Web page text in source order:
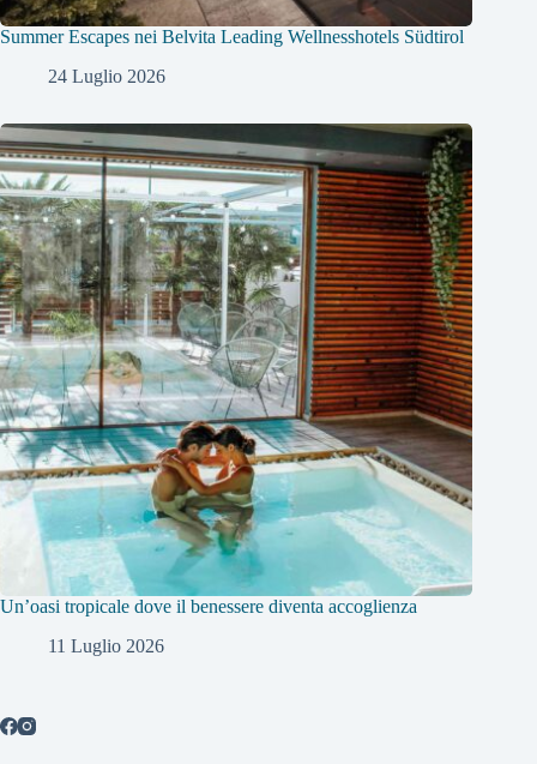
Summer Escapes nei Belvita Leading Wellnesshotels Südtirol
24 Luglio 2026
Un’oasi tropicale dove il benessere diventa accoglienza
11 Luglio 2026